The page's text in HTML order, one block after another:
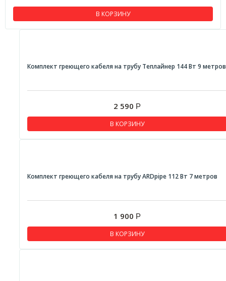
В КОРЗИНУ
Комплект греющего кабеля на трубу Теплайнер 144 Вт 9 метров
2 590 Р
В КОРЗИНУ
Комплект греющего кабеля на трубу ARDpipe 112 Вт 7 метров
1 900 Р
В КОРЗИНУ